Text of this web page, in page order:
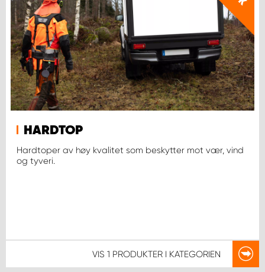
HARDTOP
Hardtoper av høy kvalitet som beskytter mot vær, vind
og tyveri.
VIS 1 PRODUKTER I KATEGORIEN